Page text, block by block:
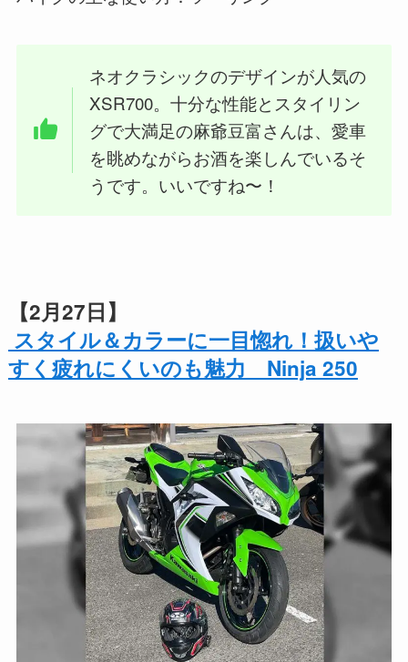
ネオクラシックのデザインが人気の
XSR700。十分な性能とスタイリン
グで大満足の麻爺豆富さんは、愛車
を眺めながらお酒を楽しんでいるそ
うです。いいですね〜！
【2月27日】
スタイル＆カラーに一目惚れ！扱いや
すく疲れにくいのも魅力 Ninja 250